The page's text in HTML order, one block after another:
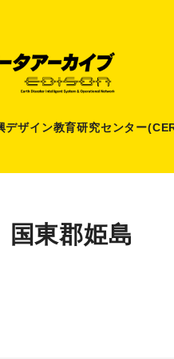
デザイン教育研究センター
国東郡姫島